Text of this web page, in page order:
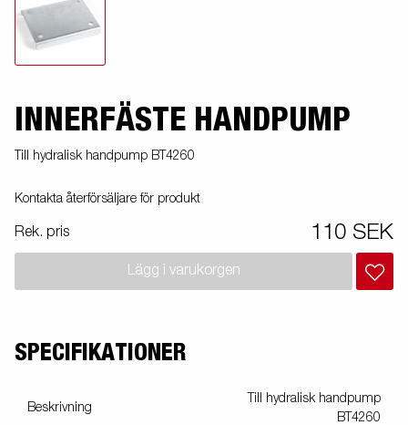
INNERFÄSTE HANDPUMP
Till hydralisk handpump BT4260
Kontakta återförsäljare för produkt
Rek. pris 110 SEK
Lägg i varukorgen
SPECIFIKATIONER
Beskrivning
Till hydralisk handpump
BT4260